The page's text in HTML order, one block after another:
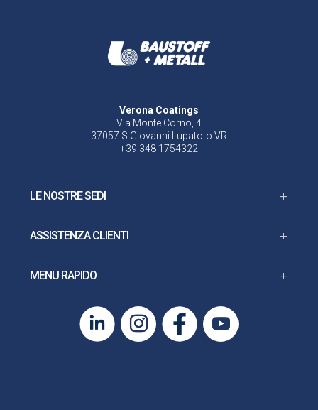
Verona Coatings
Via Monte Corno, 4
37057 S.Giovanni Lupatoto VR
+39 348 1754322
LE NOSTRE SEDI
ASSISTENZA CLIENTI
MENU RAPIDO